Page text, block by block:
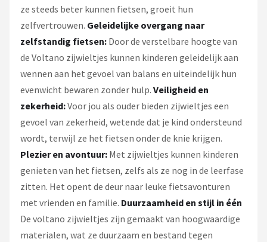
ze steeds beter kunnen fietsen, groeit hun
zelfvertrouwen. Geleidelijke overgang naar
zelfstandig fietsen: Door de verstelbare hoogte van
de Voltano zijwieltjes kunnen kinderen geleidelijk aan
wennen aan het gevoel van balans en uiteindelijk hun
evenwicht bewaren zonder hulp. Veiligheid en
zekerheid:Voor jou als ouder bieden zijwieltjes een
gevoel van zekerheid, wetende dat je kind ondersteund
wordt, terwijl ze het fietsen onder de knie krijgen.
Plezier en avontuur: Met zijwieltjes kunnen kinderen
genieten van het fietsen, zelfs als ze nog in de leerfase
zitten. Het opent de deur naar leuke fietsavonturen
met vrienden en familie. Duurzaamheid en stijl in één
De voltano zijwieltjes zijn gemaakt van hoogwaardige
materialen, wat ze duurzaam en bestand tegen